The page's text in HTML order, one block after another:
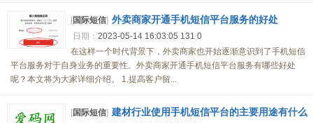
[国际短信] 外卖商家开通手机短信平台服务的好处
日期： 2023-05-14 16:03:05 131 0
在这样一个时代背景下，外卖商家也开始逐渐意识到了手机短信
平台服务对于自身业务的重要性。外卖商家开通手机短信平台服务有哪些好处
呢？本文将为大家详细介绍。 1.提高客户留...
[国际短信] 建材行业使用手机短信平台的主要用途有什么